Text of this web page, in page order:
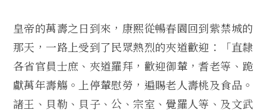
皇帝的萬壽之日到來，康熙從暢春園回到紫禁城的
那天，一路上受到了民眾熱烈的夾道歡迎：「直隸
各省官員士庶、夾道羅拜，歡迎御輦，耆老等、跪
獻萬年壽觴。上停輦慰勞，遍賜老人壽桃及食品。
諸王、貝勒、貝子、公、宗室、覺羅人等、及文武